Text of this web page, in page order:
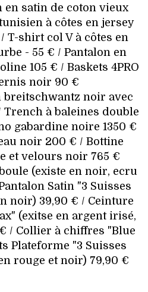
satin de coton vieux
à côtes en jersey
T-shirt col V à côtes en
- 55 € / Pantalon en
105 € / Baskets 4PRO
noir 90 €
breitschwantz noir avec
à baleines double
gabardine noire 1350 €
noir 200 € / Bottine
et velours noir 765 €
(existe en noir, ecru
Satin "3 Suisses
noir) 39,90 € / Ceinture
(exitse en argent irisé,
/ Collier à chiffres "Blue
Plateforme "3 Suisses
rouge et noir) 79,90 €